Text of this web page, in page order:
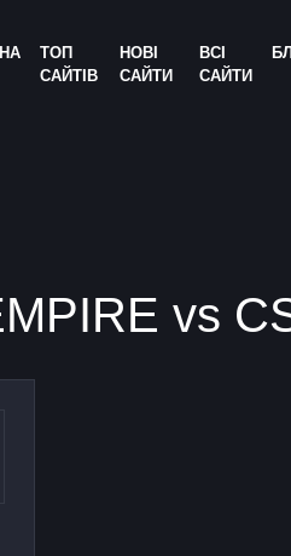
ТОП
САЙТІВ
НОВІ
САЙТИ
ВСІ
САЙТИ
vs